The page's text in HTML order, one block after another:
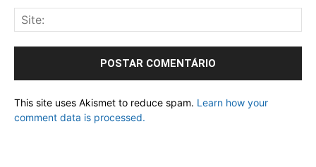
This site uses Akismet to reduce spam. Learn how your
comment data is processed.